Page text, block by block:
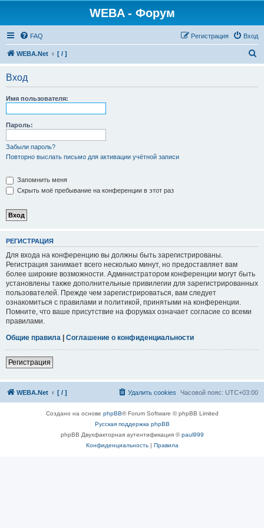
WEBA - Форум
FAQ Вход
Регистрация
WEBA.Net [ / ]
Вход
Имя пользователя:
Пароль:
Забыли пароль?
Повторно выслать письмо для активации учётной записи
Запомнить меня
Скрыть моё пребывание на конференции в этот раз
РЕГИСТРАЦИЯ
Для входа на конференцию вы должны быть зарегистрированы.
Регистрация занимает всего несколько минут, но предоставляет вам
более широкие возможности. Администратором конференции могут быть
установлены также дополнительные привилегии для зарегистрированных
пользователей. Прежде чем зарегистрироваться, вам следует
ознакомиться с правилами и политикой, принятыми на конференции.
Помните, что ваше присутствие на форумах означает согласие со всеми
правилами.
Общие правила | Соглашение о конфиденциальности
Регистрация
WEBA.Net [ / ] Часовой пояс: UTC+03:00
Удалить cookies
Создано на основе phpBB® Forum Software © phpBB Limited
Русская поддержка phpBB
phpBB Двухфакторная аутентификация ©paul999
Конфиденциальность| Правила